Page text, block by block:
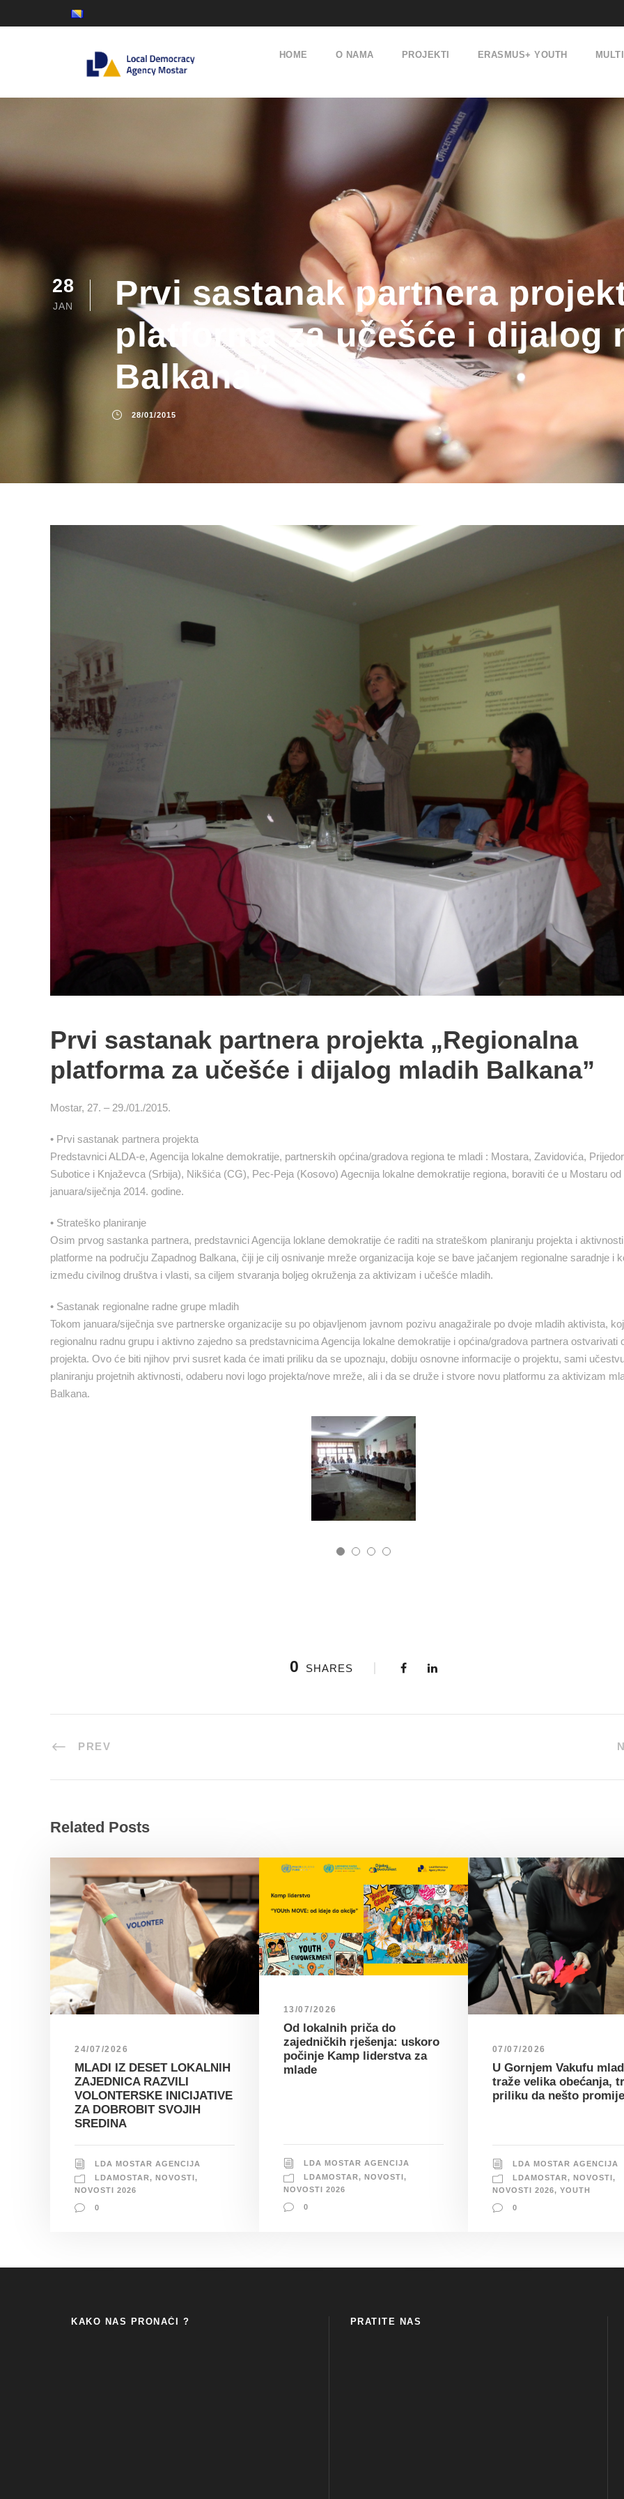
HOME O NAMA PROJEKTI ERASMUS+ YOUTH
28
JAN
Prvi sastanak partnera
platforma za učešće i dijalog
Balkana”
28/01/2015
Prvi sastanak partnera projekta „Regionalna
platforma za učešće i dijalog mladih Balkana”
Mostar, 27. – 29./01./2015.
• Prvi sastanak partnera projekta
Predstavnici ALDA-e, Agencija lokalne demokratije, partnerskih općina/gradova regiona te mladi : Mostara, Zavidovića,
Subotice i Knjaževca (Srbija), Nikšića (CG), Pec-Peja (Kosovo) Agecnija lokalne demokratije regiona, boraviti će u Mostaru od
januara/siječnja 2014. godine.
• Strateško planiranje
Osim prvog sastanka partnera, predstavnici Agencija loklane demokratije će raditi na strateškom planiranju projekta i
platforme na području Zapadnog Balkana, čiji je cilj osnivanje mreže organizacija koje se bave jačanjem regionalne saradnje i
između civilnog društva i vlasti, sa ciljem stvaranja boljeg okruženja za aktivizam i učešće mladih.
• Sastanak regionalne radne grupe mladih
Tokom januara/siječnja sve partnerske organizacije su po objavljenom javnom pozivu anagažirale po dvoje mladih aktivista,
regionalnu radnu grupu i aktivno zajedno sa predstavnicima Agencija lokalne demokratije i općina/gradova partnera ostvarivati
projekta. Ovo će biti njihov prvi susret kada će imati priliku da se upoznaju, dobiju osnovne informacije o projektu, sami
planiranju projetnih aktivnosti, odaberu novi logo projekta/nove mreže, ali i da se druže i stvore novu platformu za aktivizam
Balkana.
0 SHARES
PREV
Related Posts
24/07/2026
MLADI IZ DESET LOKALNIH
ZAJEDNICA RAZVILI
VOLONTERSKE INICIJATIVE
ZA DOBROBIT SVOJIH
SREDINA
LDA MOSTAR AGENCIJA
LDAMOSTAR, NOVOSTI,
NOVOSTI 2026
0
13/07/2026
Od lokalnih priča do
zajedničkih rješenja: uskoro
počinje Kamp liderstva za
mlade
LDA MOSTAR AGENCIJA
LDAMOSTAR, NOVOSTI ,
NOVOSTI 2026
0
07/07/2026
U Gornjem Vakufu
traže velika obećanja,
priliku da nešto
LDA MOSTAR AGENCIJA
LDAMOSTAR, NOVOSTI,
NOVOSTI 2026, YOUTH
0
KAKO NAS PRONAĆI ? PRATITE NAS